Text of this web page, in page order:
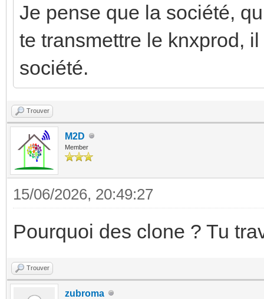
Je pense que la société,
te transmettre le knxprod,
société.
Trouver
M2D
Member
15/06/2026, 20:49:27
Pourquoi des clone ? Tu
Trouver
zubroma